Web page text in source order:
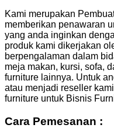
Kami merupakan
memberikan penawaran
yang anda inginkan
produk kami dikerjakan
berpengalaman dalam
meja makan, kursi, sofa,
furniture lainnya. Untuk
atau menjadi reseller
furniture untuk Bisnis
Cara Pemesanan :